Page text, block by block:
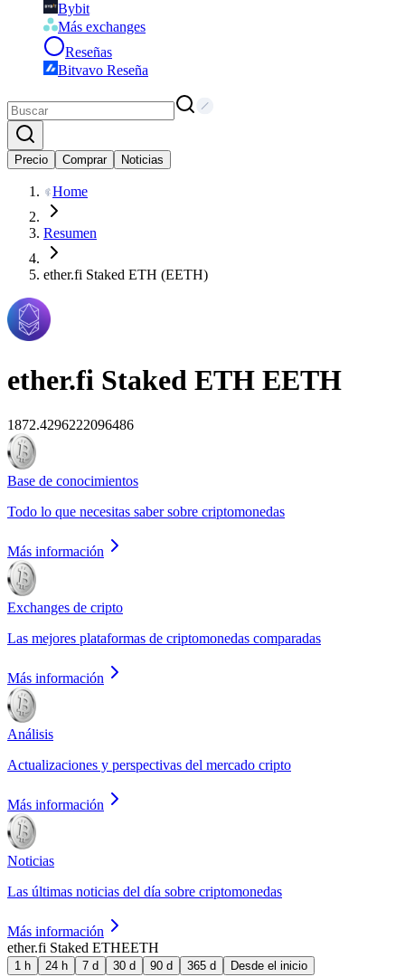
Bybit
Más exchanges
Reseñas
Bitvavo Reseña
Precio Comprar Noticias
Home
Resumen
ether.fi Staked ETH (EETH)
ether.fi Staked ETH EETH
1872.4296222096486
Base de conocimientos
Todo lo que necesitas saber sobre criptomonedas
Más información
Exchanges de cripto
Las mejores plataformas de criptomonedas comparadas
Más información
Análisis
Actualizaciones y perspectivas del mercado cripto
Más información
Noticias
Las últimas noticias del día sobre criptomonedas
Más información
ether.fi Staked ETHEETH
1 h 24 h 7 d 30 d 90 d 365 d Desde el inicio